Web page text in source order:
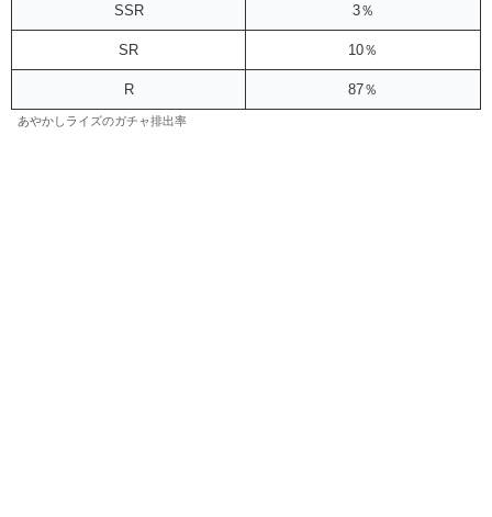
SSR 3％
SR 10％
R 87％
あやかしライズのガチャ排出率